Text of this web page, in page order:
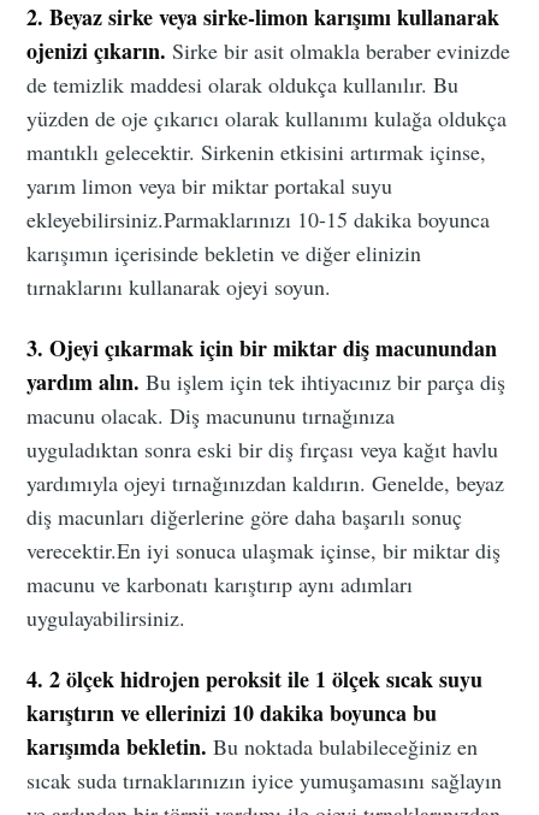
2. Beyaz sirke veya sirke-limon karışımı kullanarak
ojenizi çıkarın. Sirke bir asit olmakla beraber evinizde
de temizlik maddesi olarak oldukça kullanılır. Bu
yüzden de oje çıkarıcı olarak kullanımı kulağa oldukça
mantıklı gelecektir. Sirkenin etkisini artırmak içinse,
yarım limon veya bir miktar portakal suyu
ekleyebilirsiniz.Parmaklarınızı 10-15 dakika boyunca
karışımın içerisinde bekletin ve diğer elinizin
tırnaklarını kullanarak ojeyi soyun.
3. Ojeyi çıkarmak için bir miktar diş macunundan
yardım alın. Bu işlem için tek ihtiyacınız bir parça diş
macunu olacak. Diş macununu tırnağınıza
uyguladıktan sonra eski bir diş fırçası veya kağıt havlu
yardımıyla ojeyi tırnağınızdan kaldırın. Genelde, beyaz
diş macunları diğerlerine göre daha başarılı sonuç
verecektir.En iyi sonuca ulaşmak içinse, bir miktar diş
macunu ve karbonatı karıştırıp aynı adımları
uygulayabilirsiniz.
4. 2 ölçek hidrojen peroksit ile 1 ölçek sıcak suyu
karıştırın ve ellerinizi 10 dakika boyunca bu
karışımda bekletin. Bu noktada bulabileceğiniz en
sıcak suda tırnaklarınızın iyice yumuşamasını sağlayın